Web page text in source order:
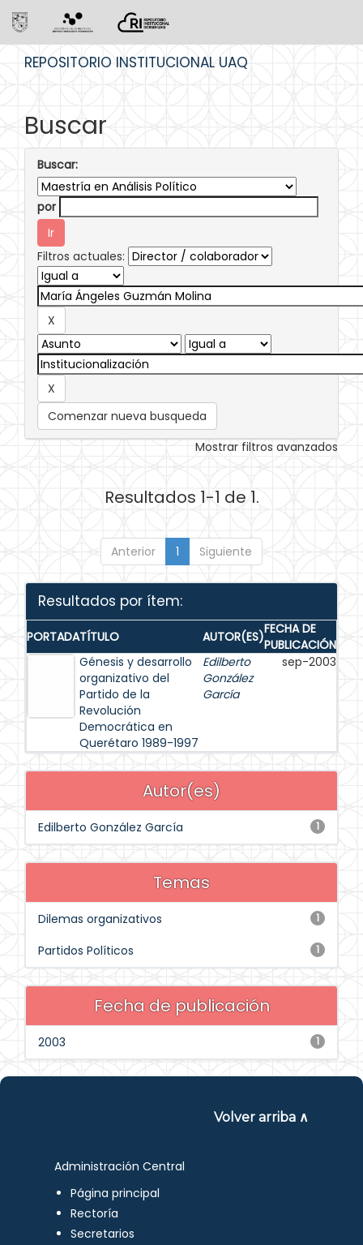
REPOSITORIO INSTITUCIONAL UAQ
Buscar
Buscar:
por
Filtros actuales:
Comenzar nueva busqueda
Mostrar filtros avanzados
Resultados 1-1 de 1.
Anterior 1 Siguiente
Resultados por ítem:
PORTADATÍTULO AUTOR(ES)FECHA DE
PUBLICACIÓN
Génesis y desarrollo
organizativo del
Partido de la
Revolución
Democrática en
Querétaro 1989-1997
Edilberto
González
García
sep-2003
Autor(es)
1
Edilberto González García
Temas
1
Dilemas organizativos
1
Partidos Políticos
Fecha de publicación
1
2003
Volver arriba ∧
Administración Central
Página principal
Rectoría
Secretarios